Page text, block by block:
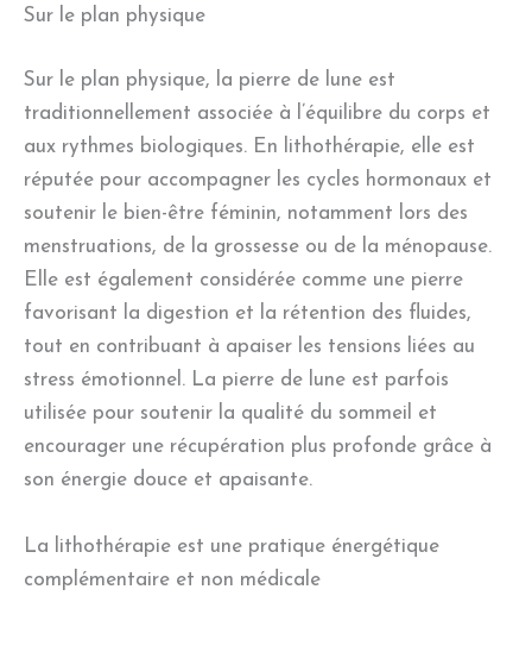
Sur le plan physique
Sur le plan physique, la pierre de lune est
traditionnellement associée à l’équilibre du corps et
aux rythmes biologiques. En lithothérapie, elle est
réputée pour accompagner les cycles hormonaux et
soutenir le bien-être féminin, notamment lors des
menstruations, de la grossesse ou de la ménopause.
Elle est également considérée comme une pierre
favorisant la digestion et la rétention des fluides,
tout en contribuant à apaiser les tensions liées au
stress émotionnel. La pierre de lune est parfois
utilisée pour soutenir la qualité du sommeil et
encourager une récupération plus profonde grâce à
son énergie douce et apaisante.
La lithothérapie est une pratique énergétique
complémentaire et non médicale